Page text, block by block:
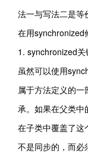
法一与写法二是等
在用synchronized
1. synchronized关
虽然可以使用
属于方法定义的
承。如果在父类
在子类中覆盖了这
不是同步的，而必